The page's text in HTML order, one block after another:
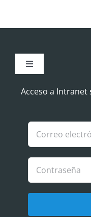
Toggle
Aviso Legal
Política de Cookies
Política de
Acceso a